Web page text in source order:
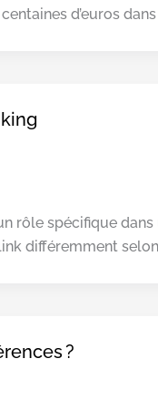
d’euros dans
rôle spécifique
différemment
?